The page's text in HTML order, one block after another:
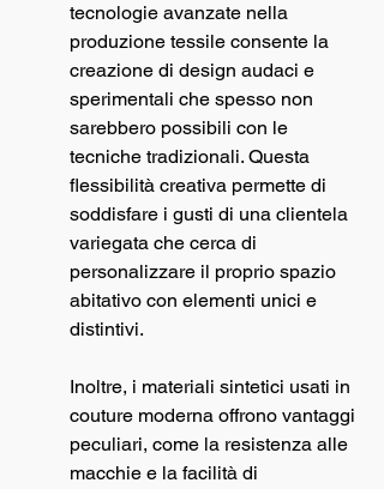
tecnologie avanzate nella
produzione tessile consente la
creazione di design audaci e
sperimentali che spesso non
sarebbero possibili con le
tecniche tradizionali. Questa
flessibilità creativa permette di
soddisfare i gusti di una clientela
variegata che cerca di
personalizzare il proprio spazio
abitativo con elementi unici e
distintivi.
Inoltre, i materiali sintetici usati in
couture moderna offrono vantaggi
peculiari, come la resistenza alle
macchie e la facilità di